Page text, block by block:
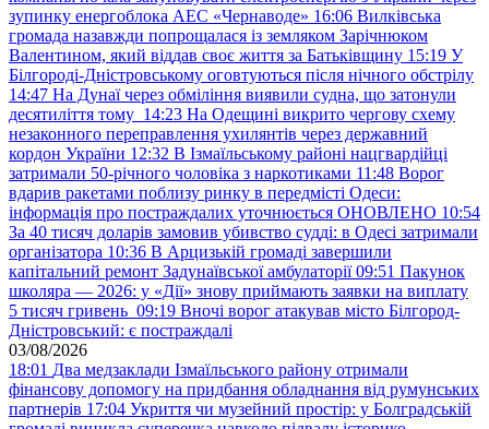
зупинку енергоблока АЕС «Чернаводе» 16:06 Вилківська
громада назавжди попрощалася із земляком Зарічнюком
Валентином, який віддав своє життя за Батьківщину 15:19 У
Білгороді-Дністровському оговтуються після нічного обстрілу
14:47 На Дунаї через обміління виявили судна, що затонули
десятиліття тому 14:23 На Одещині викрито чергову схему
незаконного переправлення ухилянтів через державний
кордон України 12:32 В Ізмаїльському районі нацгвардійці
затримали 50-річного чоловіка з наркотиками 11:48 Ворог
вдарив ракетами поблизу ринку в передмісті Одеси:
інформація про постраждалих уточнюється ОНОВЛЕНО 10:54
За 40 тисяч доларів замовив убивство судді: в Одесі затримали
організатора 10:36 В Арцизькій громаді завершили
капітальний ремонт Задунаївської амбулаторії 09:51 Пакунок
школяра — 2026: у «Дії» знову приймають заявки на виплату
5 тисяч гривень 09:19 Вночі ворог атакував місто Білгород-
Дністровський: є постраждалі
03/08/2026
18:01 Два медзаклади Ізмаїльського району отримали
фінансову допомогу на придбання обладнання від румунських
партнерів 17:04 Укриття чи музейний простір: у Болградській